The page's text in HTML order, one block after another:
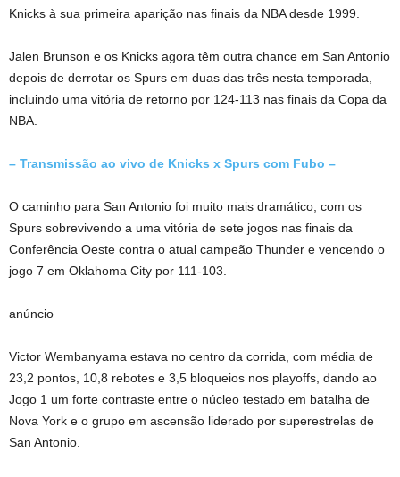
Knicks à sua primeira aparição nas finais da NBA desde 1999.
Jalen Brunson e os Knicks agora têm outra chance em San Antonio
depois de derrotar os Spurs em duas das três nesta temporada,
incluindo uma vitória de retorno por 124-113 nas finais da Copa da
NBA.
– Transmissão ao vivo de Knicks x Spurs com Fubo –
O caminho para San Antonio foi muito mais dramático, com os
Spurs sobrevivendo a uma vitória de sete jogos nas finais da
Conferência Oeste contra o atual campeão Thunder e vencendo o
jogo 7 em Oklahoma City por 111-103.
anúncio
Victor Wembanyama estava no centro da corrida, com média de
23,2 pontos, 10,8 rebotes e 3,5 bloqueios nos playoffs, dando ao
Jogo 1 um forte contraste entre o núcleo testado em batalha de
Nova York e o grupo em ascensão liderado por superestrelas de
San Antonio.